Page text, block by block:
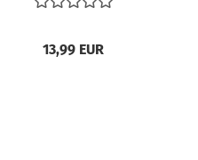
13,99 EUR